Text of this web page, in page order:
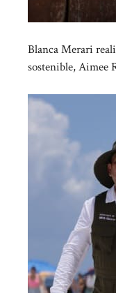
Blanca Merari
sostenible, Aimee